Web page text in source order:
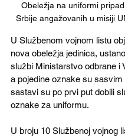
Obeležja na uniformi
Srbije angažovanih u misiji
U Službenom vojnom listu
nova obeležja jedinica,
službi Ministarstvo odbrane i
a pojedine oznake su sasvim
sastavi su po prvi put dobili
oznake za uniformu.
U broju 10 Službenoj vojnog